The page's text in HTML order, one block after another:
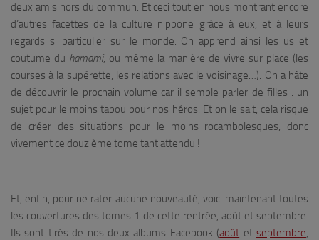
deux amis hors du commun. Et ceci tout en nous montrant encore
d’autres facettes de la culture nippone grâce à eux, et à leurs
regards si particulier sur le monde. On apprend ainsi les us et
coutume du hamami, ou même la manière de vivre sur place (les
courses à la supérette, les relations avec le voisinage…). On a hâte
de découvrir le prochain volume car il semble parler de filles : un
sujet pour le moins tabou pour nos héros. Et on le sait, cela risque
de créer des situations pour le moins rocambolesques, donc
vivement ce douzième tome tant attendu !
Et, enfin, pour ne rater aucune nouveauté, voici maintenant toutes
les couvertures des tomes 1 de cette rentrée, août et septembre.
Ils sont tirés de nos deux albums Facebook (août etseptembre,